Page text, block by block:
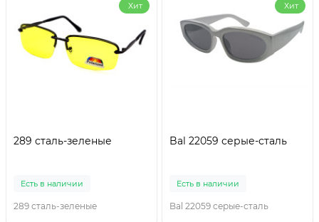
Хит
289 сталь-зеленые
Есть в наличии
289 сталь-зеленые
Хит
Bal 22059 серые-сталь
Есть в наличии
Bal 22059 серые-сталь